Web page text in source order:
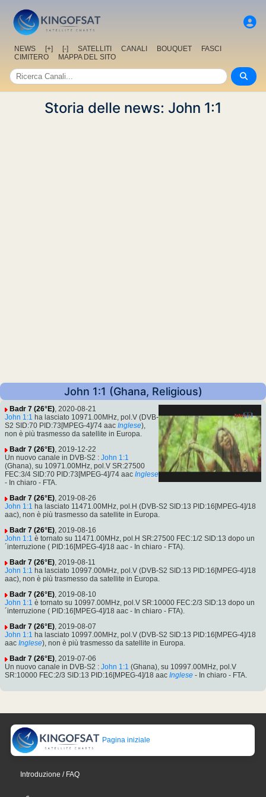
NEWS [+] [-] SATELLITI CANALI BOUQUET
FASCI
CIMITERO
MAPPA DEL SITO
Storia delle news: John 1:1
John 1:1 (Ghana, Religious)
Badr 7 (26°E), 2020-08-21
John 1:1 ha lasciato 10971.00MHz, pol.V (DVB-
S2 SID:70 PID:73[MPEG-4]/74 aac Inglese),
non è più trasmesso da satellite in Europa.
Badr 7 (26°E), 2019-12-22
Un nuovo canale in DVB-S2 : John 1:1
(Ghana), su 10971.00MHz, pol.V SR:27500
FEC:3/4 SID:70 PID:73[MPEG-4]/74 aac Inglese
- In chiaro - FTA.
Badr 7 (26°E), 2019-08-26
John 1:1 ha lasciato 11471.00MHz, pol.H (DVB-S2 SID:13 PID:16[MPEG-4]/18
aac), non è più trasmesso da satellite in Europa.
Badr 7 (26°E), 2019-08-16
John 1:1 è tornato su 11471.00MHz, pol.H SR:27500 FEC:1/2 SID:13 dopo un
´interruzione ( PID:16[MPEG-4]/18 aac - In chiaro - FTA).
Badr 7 (26°E), 2019-08-11
John 1:1 ha lasciato 10997.00MHz, pol.V (DVB-S2 SID:13 PID:16[MPEG-4]/18
aac), non è più trasmesso da satellite in Europa.
Badr 7 (26°E), 2019-08-10
John 1:1 è tornato su 10997.00MHz, pol.V SR:10000 FEC:2/3 SID:13 dopo un
´interruzione ( PID:16[MPEG-4]/18 aac - In chiaro - FTA).
Badr 7 (26°E), 2019-08-07
John 1:1 ha lasciato 10997.00MHz, pol.V (DVB-S2 SID:13 PID:16[MPEG-4]/18
aac Inglese), non è più trasmesso da satellite in Europa.
Badr 7 (26°E), 2019-07-06
Un nuovo canale in DVB-S2 : John 1:1 (Ghana), su 10997.00MHz, pol.V
SR:10000 FEC:2/3 SID:13 PID:16[MPEG-4]/18 aac Inglese - In chiaro - FTA.
Pagina iniziale
Introduzione / FAQ